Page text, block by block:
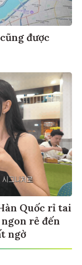
được
Quốc rỉ tai
rẻ đến
ngờ